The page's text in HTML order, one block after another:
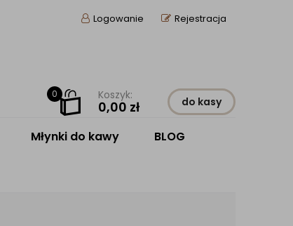
Logowanie Rejestracja
0 Koszyk:
0,00 zł do kasy
Młynki do kawy BLOG